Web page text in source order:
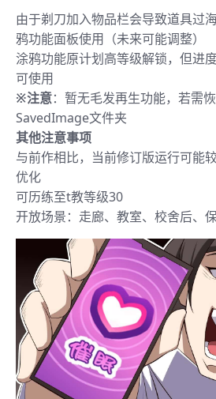
由于剃刀加入物品栏会导致道具过
鸦功能面板使用（未来可能调整）
涂鸦功能原计划高等级解锁，但进
可使用
※注意：暂无毛发再生功能，若需
SavedImage文件夹
其他注意事项
与前作相比，当前修订版运行可能
优化
可历练至t教等级30
开放场景：走廊、教室、校舍后、